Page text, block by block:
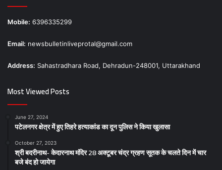
Mobile: 6396335299
Email: newsbulletinliveprotal@gmail.com
Address: Sahastradhara Road, Dehradun-248001, Uttarakhand
Most Viewed Posts
June 27, 2024
पटेलनगर क्षेत्र में हुए तिहरे हत्याकांड का दून पुलिस ने किया खुलासा
October 27, 2023
श्री बदरीनाथ- केदारनाथ मंदिर 28 अक्टूबर चंद्र ग्रहण सूतक के चलते दिन में चार
बजे बंद हो जायेगा